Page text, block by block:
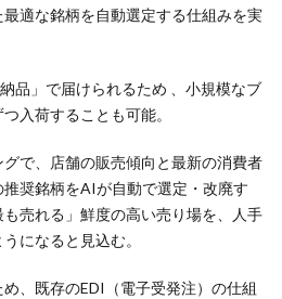
適な銘柄を自動選定する仕組みを実
品」で届けられるため 、小規模なブ
入荷することも可能。
で、店舗の販売傾向と最新の消費者
奨銘柄をAIが自動で選定・改廃す
売れる」鮮度の高い売り場を、人手
になると見込む。
、既存のEDI（電子受発注）の仕組